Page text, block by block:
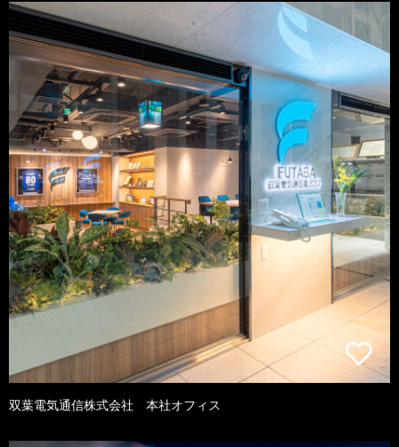
双葉電気通信株式会社 本社オフィス